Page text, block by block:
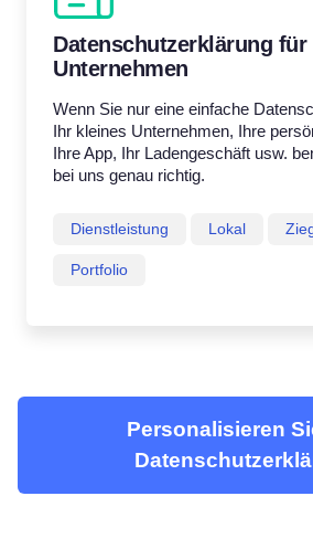
Datenschutzerklärung für
Unternehmen
Wenn Sie nur eine einfache
Ihr kleines Unternehmen, Ihre
Ihre App, Ihr Ladengeschäft usw.
bei uns genau richtig.
Dienstleistung Lokal
Portfolio
Personalisieren